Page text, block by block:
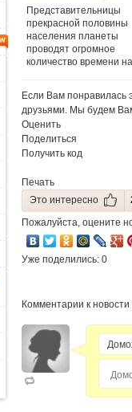
Представительницы
прекрасной половины
населения планеты
проводят огромное
количество времени
Если Вам понравилась
друзьями. Мы будем
Оценить
Поделиться
Получить код
Печать
Это интересно
Пожалуйста, оцените
Уже поделились: 0
Комментарии к новости